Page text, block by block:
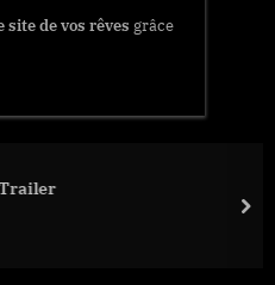
site de vos rêves grâce